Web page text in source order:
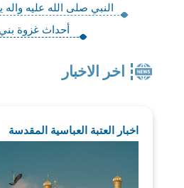
النبي صلى الله عليه
أحداث غزوة
اخر الاخبار
اخبار العتبة العباسية المقدسة